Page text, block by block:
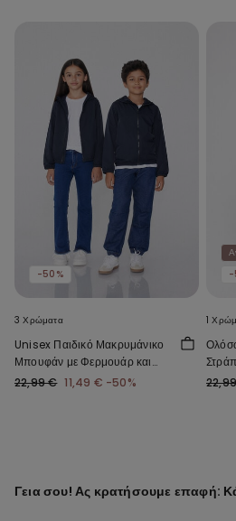
-50%
3 Χρώματα
Unisex Παιδικό Μακρυμάνικο
Μπουφάν με Φερμουάρ και
Κουκούλα από Τεχνικό
22,99 € 11,49 € -50%
-
1
Γεια σου! Ας κρατήσουμε επαφή: